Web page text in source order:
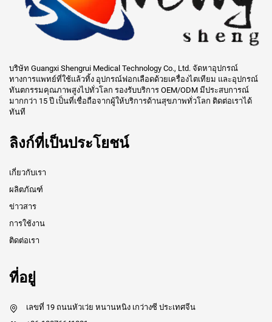
บริษัท Guangxi Shengrui Medical Technology Co., Ltd. จัดหาอุปกรณ์
ทางการแพทย์ที่ใช้แล้วทิ้ง อุปกรณ์ฟอกเลือดด้วยเครื่องไตเทียม และอุปกรณ์
ทันตกรรมคุณภาพสูงไปทั่วโลก รองรับบริการ OEM/ODM มีประสบการณ์
มากกว่า 15 ปี เป็นที่เชื่อถือจากผู้ให้บริการด้านสุขภาพทั่วโลก ติดต่อเราได้
ทันที
ลิงก์ที่เป็นประโยชน์
เกี่ยวกับเรา
ผลิตภัณฑ์
ข่าวสาร
การใช้งาน
ติดต่อเรา
ที่อยู่
เลขที่ 19 ถนนหัวเว่ย หนานหนิง เกว่างซี ประเทศจีน